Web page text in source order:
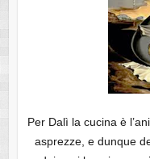
Per Dalì la cucina è
asprezze, e dunque